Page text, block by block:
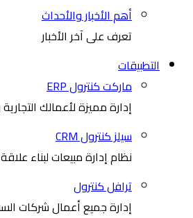
أهم الأخبار والأحداث
تعرف على آخر الأخبار
التطبيقات
ماركت كنترول ERP
إدارة مميزة لأعمالك
سيلز كنترول CRM
نظام إدارة مبيعات لبناء
ترافل كنترول
إدارة جميع أعمال شركات